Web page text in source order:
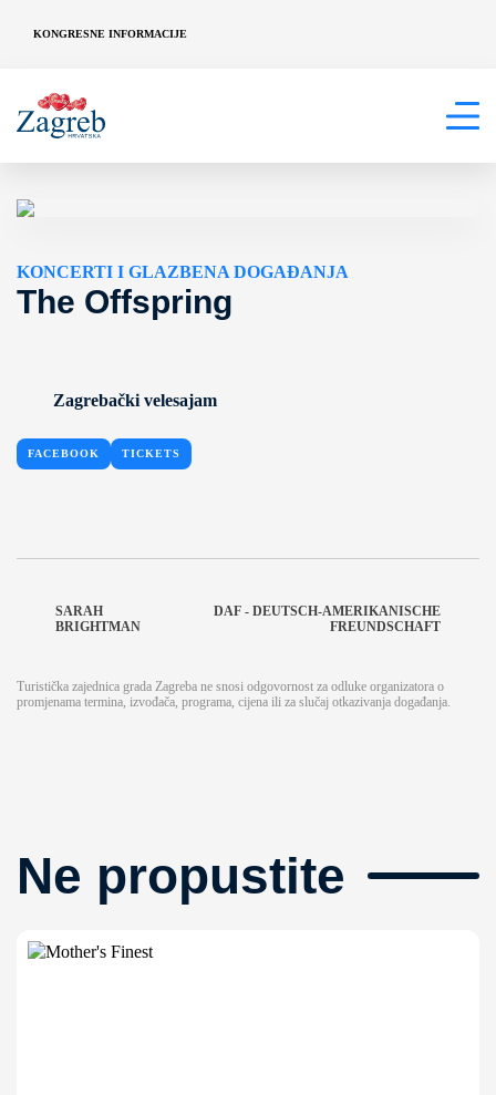
KONGRESNE INFORMACIJE
KONCERTI I GLAZBENA DOGAĐANJA
The Offspring
Zagrebački velesajam
FACEBOOK TICKETS
SARAH
BRIGHTMAN
DAF - DEUTSCH-AMERIKANISCHE
FREUNDSCHAFT
Turistička zajednica grada Zagreba ne snosi odgovornost za odluke organizatora o
promjenama termina, izvođača, programa, cijena ili za slučaj otkazivanja događanja.
Ne propustite